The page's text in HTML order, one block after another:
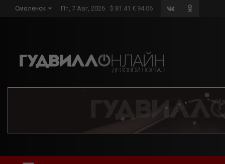
Смоленск Пт, 7 Авг, 2026 $ 81.41 € 94.06